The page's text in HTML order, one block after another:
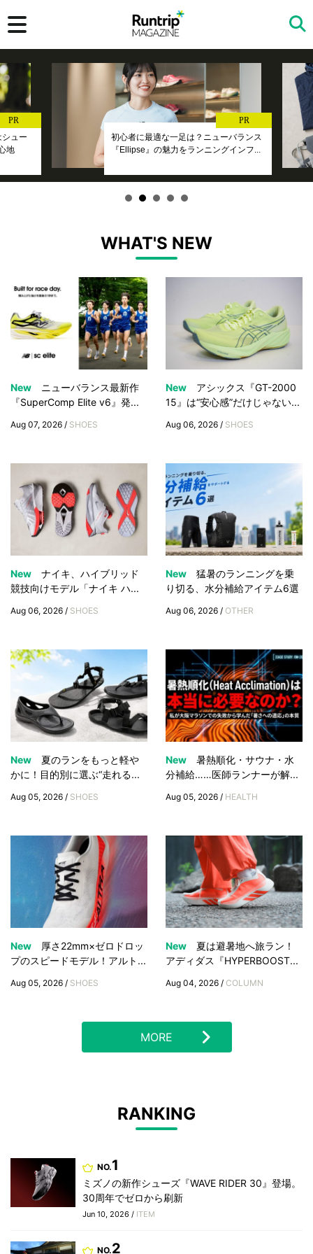
検索
PR
ュー
地
PR
初心者に最適な一足は？ニューバランス
『Ellipse』の魅力をランニングインフ...
WHAT'S NEW
New
ニューバランス最新作
『SuperComp Elite v6』発...
Aug 07, 2026 / SHOES
New
アシックス『GT-2000
15』は“安心感”だけじゃない...
Aug 06, 2026 / SHOES
New
ナイキ、ハイブリッド
競技向けモデル「ナイキ ハ...
Aug 06, 2026 / SHOES
New
猛暑のランニングを乗
り切る、水分補給アイテム6選
Aug 06, 2026 / OTHER
New
夏のランをもっと軽や
かに！目的別に選ぶ“走れる...
Aug 05, 2026 / SHOES
New
暑熱順化・サウナ・水
分補給……医師ランナーが解...
Aug 05, 2026 / HEALTH
New
厚さ22mm×ゼロドロッ
プのスピードモデル！アルト...
Aug 05, 2026 / SHOES
New
夏は避暑地へ旅ラン！
アディダス『HYPERBOOST...
Aug 04, 2026 / COLUMN
MORE
RANKING
NO.1
ミズノの新作シューズ『WAVE RIDER 30』登場。
30周年でゼロから刷新
Jun 10, 2026 / ITEM
NO.2